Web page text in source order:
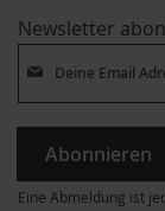
Newsletter
Abonnieren
Eine Abmeldung ist